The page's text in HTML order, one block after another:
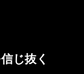
じ抜く